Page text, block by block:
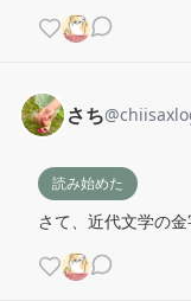
さち@
読み始めた
さて、近代文学の金